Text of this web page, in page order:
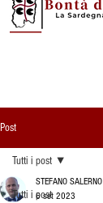
Post
Tutti i post
Tutti i post
STEFANO SALERNO
6 set 2023